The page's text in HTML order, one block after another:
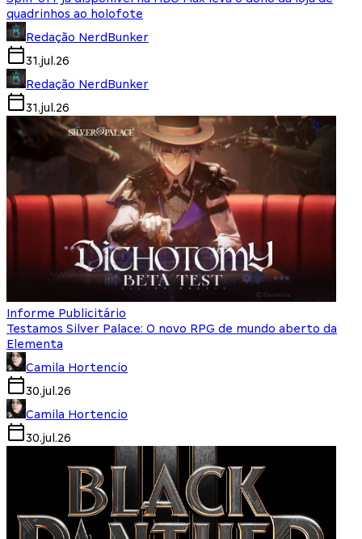
quadrinhos ao holofote
Redação NerdBunker
31.jul.26
Redação NerdBunker
31.jul.26
Informe Publicitário
Testamos Silver Palace: O novo RPG de mundo aberto da
Elementa
Camila Hortencio
30.jul.26
Camila Hortencio
30.jul.26